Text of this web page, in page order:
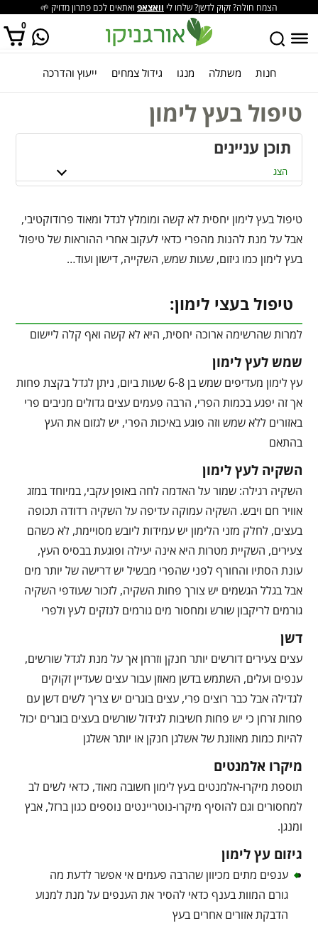
הצמח חולה? זקוק לדשן? שלחו לי וואצאפ ואתאים לכם פתרון מדויק 🌱
0
אין מוצרים בסל הקניות. חנות משתלה מנגו גידול צמחים ייעוץ והדרכה
טיפול בעץ לימון
תוכן עניינים
הצג
טיפול בעץ לימון יחסית לא קשה ומומלץ לגדל ומאוד פרודוקטיבי,
אבל על מנת להנות מהפרי כדאי לעקוב אחרי ההוראות של טיפול
בעץ לימון כמו גיזום, שעות שמש, השקייה, דישון ועוד…
טיפול בעצי לימון:
למרות שהרשימה ארוכה יחסית, היא לא קשה ואף קלה ליישום
שמש לעץ לימון
עץ לימון מעדיפים שמש בן 6-8 שעות ביום, ניתן לגדל בקצת פחות
אך זה יפגע בכמות הפרי, הרבה פעמים עצים גדולים מניבים פרי
באזורים ללא שמש וזה פוגע באיכות הפרי, יש לגזום את העץ
בהתאם
השקיה לעץ לימון
השקיה רגילה: שמור על האדמה לחה באופן עקבי, במיוחד במזג
אוויר חם ויבש. השקיה עמוקה עדיפה על השקיה רדודה תכופה
בעצים, לחלק מזני הלימון יש עמידות ליובש מסויימת, לא כשהם
צעירים, השקיית מטרות היא אינה יעילה ופוגעת בבסיס העץ,
עונת הסתיו והחורף לפני שהפרי מבשיל יש דרישה של יותר מים
אבל בגלל הגשמים יש צורך פחות השקיה, לזכור שעודפי השקיה
גורמים לריקבון שורש ומחסור מים גורמים לנזקים לעץ ולפרי
דשן
עצים צעירים דורשים יותר חנקן וזרחן אך על מנת לגדל שורשים,
ענפים ועלים, השתמש בדשן מאוזן עבור עצים שעדיין זקוקים
לגדילה אבל כבר רוצים פרי, עצים בוגרים יש צריך לשים דשן עם
פחות זרחן כי יש פחות חשיבות לגידול שורשים בעצים בוגרים יכול
להיות כמות מאוזנת של אשלגן חנקן או יותר אשלגן
מיקרו אלמנטים
תוספת מיקרו-אלמנטים בעץ לימון חשובה מאוד, כדאי לשים לב
למחסורים וגם להוסיף מיקרו-נוטריינטים נוספים כגון ברזל, אבץ
ומנגן.
גיזום עץ לימון
ענפים מתים מכיוון שהרבה פעמים אי אפשר לדעת מה
גורם המוות בענף כדאי להסיר את הענפים על מנת למנוע
הדבקת אזורים אחרים בעץ